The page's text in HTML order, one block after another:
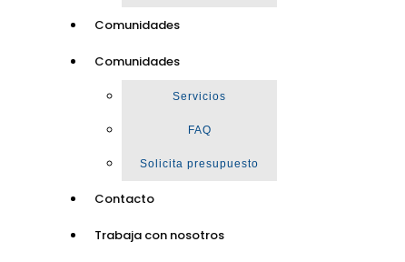
Comunidades
Comunidades
Servicios
FAQ
Solicita presupuesto
Contacto
Trabaja con nosotros